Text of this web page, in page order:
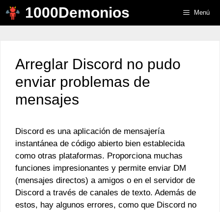
Saltar
1000Demonios Menú
Arreglar Discord no pudo
enviar problemas de
mensajes
Discord es una aplicación de mensajería
instantánea de código abierto bien establecida
como otras plataformas. Proporciona muchas
funciones impresionantes y permite enviar DM
(mensajes directos) a amigos o en el servidor de
Discord a través de canales de texto. Además de
estos, hay algunos errores, como que Discord no